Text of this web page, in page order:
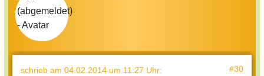
schrieb am 04.02.2014 um 11:27 Uhr: #30